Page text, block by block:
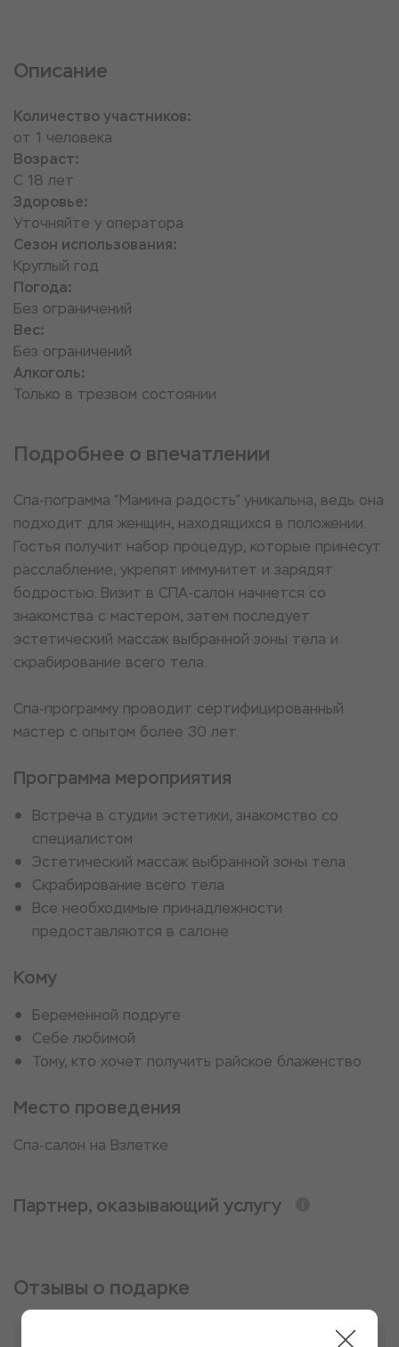
Описание
Количество участников:
от 1 человека
Возраст:
С 18 лет
Здоровье:
Уточняйте у оператора
Сезон использования:
Круглый год
Погода:
Без ограничений
Вес:
Без ограничений
Алкоголь:
Только в трезвом состоянии
Подробнее о впечатлении
Спа-пограмма “Мамина радость” уникальна, ведь она
подходит для женщин, находящихся в положении.
Гостья получит набор процедур, которые принесут
расслабление, укрепят иммунитет и зарядят
бодростью. Визит в СПА-салон начнется со
знакомства с мастером, затем последует
эстетический массаж выбранной зоны тела и
скрабирование всего тела.
Спа-программу проводит сертифицированный
мастер с опытом более 30 лет.
Программа мероприятия
Встреча в студии эстетики, знакомство со
специалистом
Эстетический массаж выбранной зоны тела
Скрабирование всего тела
Все необходимые принадлежности
предоставляются в салоне
Кому
Беременной подруге
Себе любимой
Тому, кто хочет получить райское блаженство
Место проведения
Спа-салон на Взлетке
Партнер, оказывающий услугу
Отзывы о подарке